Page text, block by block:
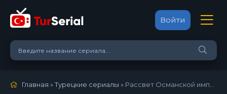
Войти
Главная »Турецкие сериалы » Рассвет Османской империи (2020)